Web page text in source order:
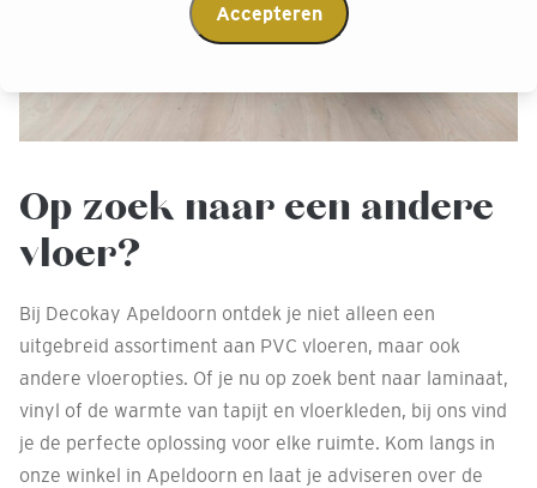
Op zoek naar een andere
vloer?
Bij Decokay Apeldoorn ontdek je niet alleen een
uitgebreid assortiment aan PVC vloeren, maar ook
andere vloeropties. Of je nu op zoek bent naar laminaat,
vinyl of de warmte van tapijt en vloerkleden, bij ons vind
je de perfecte oplossing voor elke ruimte. Kom langs in
onze winkel in Apeldoorn en laat je adviseren over de
Accepteren